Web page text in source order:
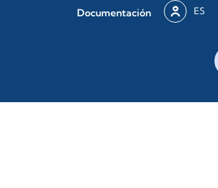
Documentación ES